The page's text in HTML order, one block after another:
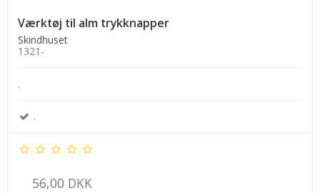
Værktøj til alm trykknapper
Skindhuset
1321-
.
.
56,00 DKK